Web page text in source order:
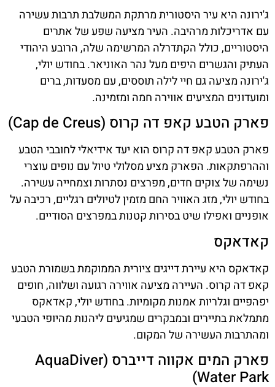
ג'ירונה היא עיר היסטורית מרתקת המשלבת תרבות עשירה
עם אדריכלות מרהיבה. העיר מציעה שפע של אתרים
היסטוריים, כולל הקתדרלה המרשימה שלה, הרובע היהודי
העתיק והגשרים היפים מעל נהר האוניאר. בחודש יולי,
ג'ירונה מציעה גם חיי לילה תוססים, עם מסעדות, ברים
ומועדונים המציעים אווירה חמה ומזמינה.
פארק הטבע קאפ דה קרוס (Cap de Creus)
פארק הטבע קאפ דה קרוס הוא יעד אידיאלי לחובבי הטבע
וההרפתקאות. הפארק מציע מסלולי טיול עם נופים עוצרי
נשימה של צוקים חדים, מפרצים נסתרות וצמחייה עשירה.
בחודש יולי, מזג האוויר החם מזמין לטיולים רגליים, רכיבה על
אופניים ואפילו שיט בסירות קטנות במפרצים הסודיים.
קאדאקס
קאדאקס היא עיירת דייגים ציורית הממוקמת בשמורת הטבע
קאפ דה קרוס. העיירה מציעה אווירה רגועה ושלווה, חופים
יפהפיים וגלריות אמנות מקומיות. בחודש יולי, קאדאקס
מתמלאת בתיירים ובמבקרים שמגיעים ליהנות מהיופי הטבעי
ומהתרבות העשירה של המקום.
פארק המים אקווה דייברס (AquaDiver
Water Park)